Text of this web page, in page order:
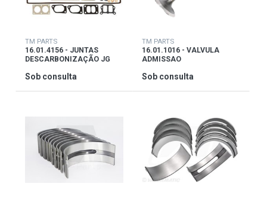
TM PARTS
16.01.4156 - JUNTAS
DESCARBONIZAÇÃO JG
Sob consulta
TM PARTS
16.01.1016 - VALVULA
ADMISSAO
Sob consulta